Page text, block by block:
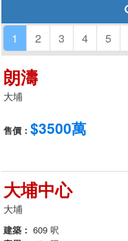
1 2 3 4 5
朗濤
大埔
售價： $3500萬
大埔中心
大埔
建築： 609 呎